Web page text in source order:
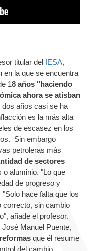
titular del IESA,
en la que se encuentra
18 años "haciendo
ahora se atisban
dos años casi se ha
es la más alta
de escasez en los
Sin embargo
petroleras más
de sectores
o aluminio. "Lo que
de progreso y
hace falta que los
correcto, sin cambio
añade el profesor.
Manuel Puente,
que él resume
del cambio,